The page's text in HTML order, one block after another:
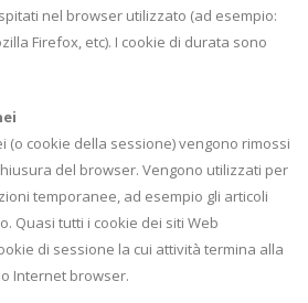
nel browser utilizzato (ad esempio:
Firefox, etc). I cookie di durata sono
(o cookie della sessione) vengono rimossi
del browser. Vengono utilizzati per
temporanee, ad esempio gli articoli
Quasi tutti i cookie dei siti Web
di sessione la cui attività termina alla
Internet browser.